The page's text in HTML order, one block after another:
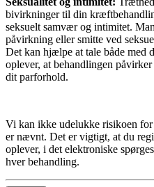
bivirkninger til din
seksuelt samvær og intimitet.
påvirkning eller smitte ved
Det kan hjælpe at tale både med
oplever, at behandlingen
dit parforhold.
Vi kan ikke udelukke risikoen
er nævnt. Det er vigtigt, at du
oplever, i det elektroniske
hver behandling.